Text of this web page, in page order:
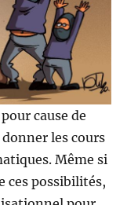
cause de
les cours
Même si
ces possibilités,